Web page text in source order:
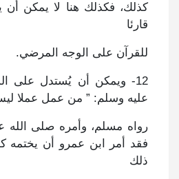
كذلك، فكذلك هنا لا يمكن أن
قارئا
للقرآن على الوجه المرضي.
12- ويمكن أن يُستدل على
عليه وسلم: ” من عمل عملا
رواه مسلم، وأمره صلى الله
فقد أمر ابن عمرو أن يختمه
ذلك